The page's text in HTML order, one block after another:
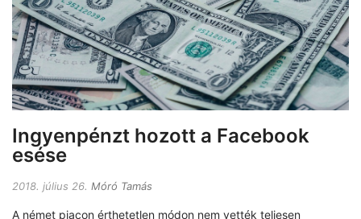
Ingyenpénzt hozott a Facebook
esése
2018. július 26. Móró Tamás
A német piacon érthetetlen módon nem vették teljesen